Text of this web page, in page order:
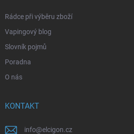
Rádce při výběru zboží
Vapingový blog
Slovník pojmů
Poradna
O nás
KONTAKT
info@elcigon.cz